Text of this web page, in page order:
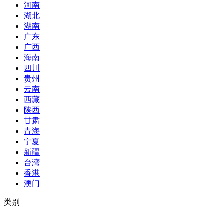
河南
湖北
湖南
广东
广西
海南
四川
贵州
云南
西藏
陕西
甘肃
青海
宁夏
新疆
台湾
香港
澳门
类别